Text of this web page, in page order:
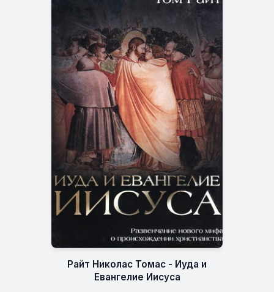
Райт Николас Томас - Иуда и
Евангелие Иисуса